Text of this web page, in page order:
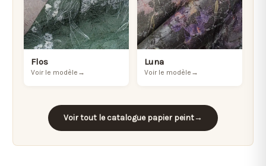
Flos
Voir le modèle →
Luna
Voir le modèle →
Voir tout le catalogue papier peint→